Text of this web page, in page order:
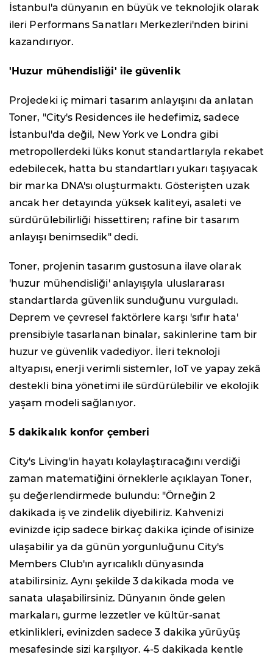
İstanbul'a dünyanın en büyük ve teknolojik olarak
ileri Performans Sanatları Merkezleri'nden birini
kazandırıyor.
'Huzur mühendisliği' ile güvenlik
Projedeki iç mimari tasarım anlayışını da anlatan
Toner, "City's Residences ile hedefimiz, sadece
İstanbul'da değil, New York ve Londra gibi
metropollerdeki lüks konut standartlarıyla rekabet
edebilecek, hatta bu standartları yukarı taşıyacak
bir marka DNA'sı oluşturmaktı. Gösterişten uzak
ancak her detayında yüksek kaliteyi, asaleti ve
sürdürülebilirliği hissettiren; rafine bir tasarım
anlayışı benimsedik" dedi.
Toner, projenin tasarım gustosuna ilave olarak
'huzur mühendisliği' anlayışıyla uluslararası
standartlarda güvenlik sunduğunu vurguladı.
Deprem ve çevresel faktörlere karşı 'sıfır hata'
prensibiyle tasarlanan binalar, sakinlerine tam bir
huzur ve güvenlik vadediyor. İleri teknoloji
altyapısı, enerji verimli sistemler, IoT ve yapay zekâ
destekli bina yönetimi ile sürdürülebilir ve ekolojik
yaşam modeli sağlanıyor.
5 dakikalık konfor çemberi
City's Living'in hayatı kolaylaştıracağını verdiği
zaman matematiğini örneklerle açıklayan Toner,
şu değerlendirmede bulundu: "Örneğin 2
dakikada iş ve zindelik diyebiliriz. Kahvenizi
evinizde içip sadece birkaç dakika içinde ofisinize
ulaşabilir ya da günün yorgunluğunu City's
Members Club'ın ayrıcalıklı dünyasında
atabilirsiniz. Aynı şekilde 3 dakikada moda ve
sanata ulaşabilirsiniz. Dünyanın önde gelen
markaları, gurme lezzetler ve kültür-sanat
etkinlikleri, evinizden sadece 3 dakika yürüyüş
mesafesinde sizi karşılıyor. 4-5 dakikada kentle